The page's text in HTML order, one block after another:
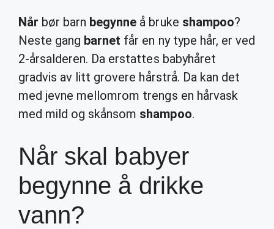
Når bør barn begynne å bruke shampoo?
Neste gang barnet får en ny type hår, er ved
2-årsalderen. Da erstattes babyhåret
gradvis av litt grovere hårstrå. Da kan det
med jevne mellomrom trengs en hårvask
med mild og skånsom shampoo.
Når skal babyer
begynne å drikke
vann?